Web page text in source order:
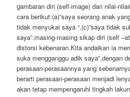
gambaran diri (self-image) dan nilai-
cara berikut:(a)”saya seorang anak
tidak menyukai saya “,(c)”saya tidak
saya”.masing-masing sikap diri (self
distorsi kebenaran.Kita andaikan ia
suka mengganggu adik saya”,dengan
perasaan-perasaannya yang
berarti perasaan-perasaan menjadi
akan tetap mempengaruhi tingkah